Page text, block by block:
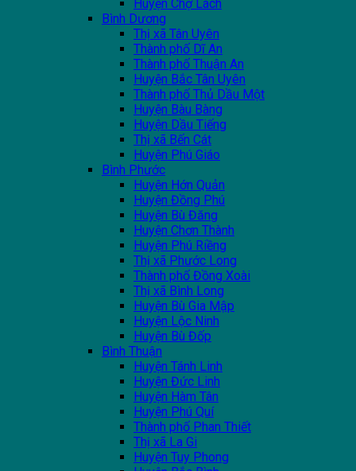
Huyện Chợ Lách
Bình Dương
Thị xã Tân Uyên
Thành phố Dĩ An
Thành phố Thuận An
Huyện Bắc Tân Uyên
Thành phố Thủ Dầu Một
Huyện Bàu Bàng
Huyện Dầu Tiếng
Thị xã Bến Cát
Huyện Phú Giáo
Bình Phước
Huyện Hớn Quản
Huyện Đồng Phú
Huyện Bù Đăng
Huyện Chơn Thành
Huyện Phú Riềng
Thị xã Phước Long
Thành phố Đồng Xoài
Thị xã Bình Long
Huyện Bù Gia Mập
Huyện Lộc Ninh
Huyện Bù Đốp
Bình Thuận
Huyện Tánh Linh
Huyện Đức Linh
Huyện Hàm Tân
Huyện Phú Quí
Thành phố Phan Thiết
Thị xã La Gi
Huyện Tuy Phong